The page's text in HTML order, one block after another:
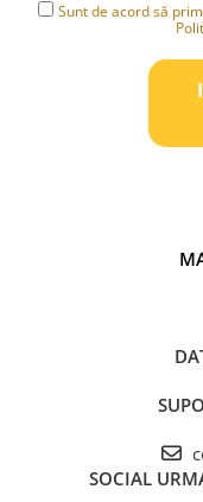
Sunt de acord să
SOCIAL